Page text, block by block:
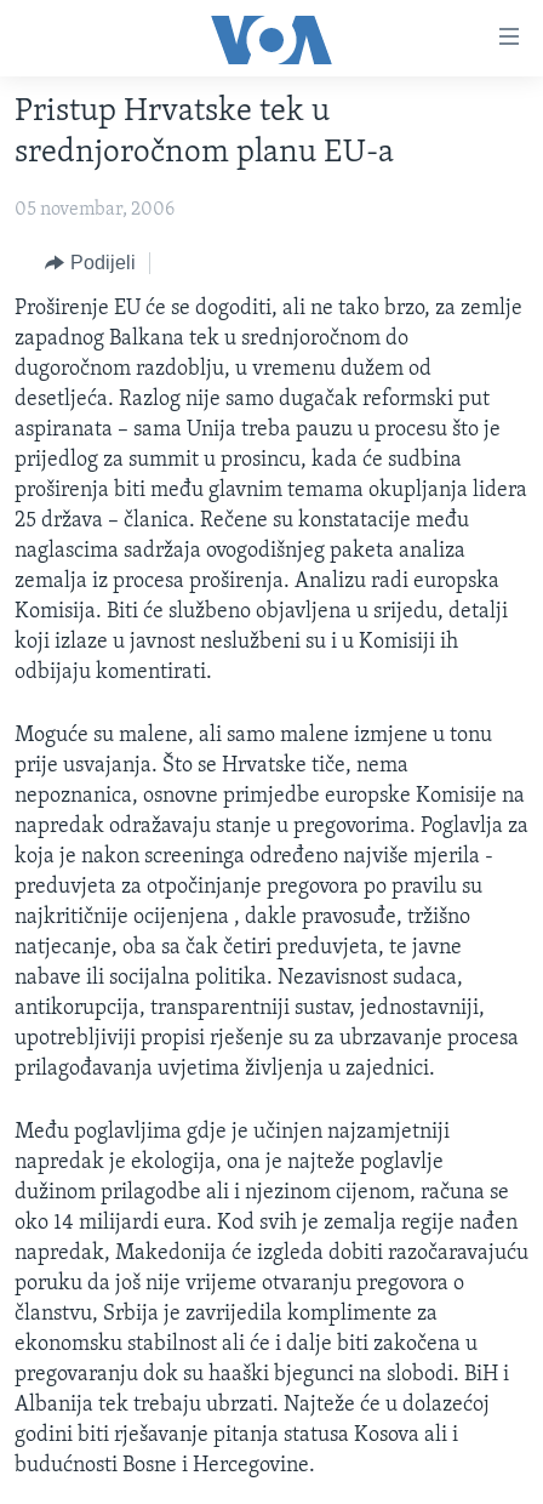
glavni
sadržaj
na
navigaciju
Idi
na
pretragu
TV PROGRAM
FOTOGRAFIJE DANA
VIJESTI
SJEDINJENE AMERIČKE DRŽAVE
BOSNA I HERCEGOVINA
SVIJET
NAUKA I TEHNOLOGIJA
SPECIJALNI PROJEKTI
KORUPCIJA
SLOBODA MEDIJA
ŽENSKA STRANA
IZBJEGLIČKA STRANA
MAGAZIN
O GLASU AMERIKE
Learning English
PRATITE NAS
Jezici
Pristup Hrvatske tek u
srednjoročnom planu EU-a
05 novembar, 2006
Podijeli
Proširenje EU će se dogoditi, ali ne tako brzo, za zemlje
zapadnog Balkana tek u srednjoročnom do
dugoročnom razdoblju, u vremenu dužem od
desetljeća. Razlog nije samo dugačak reformski put
aspiranata – sama Unija treba pauzu u procesu što je
prijedlog za summit u prosincu, kada će sudbina
proširenja biti među glavnim temama okupljanja lidera
25 država – članica. Rečene su konstatacije među
naglascima sadržaja ovogodišnjeg paketa analiza
zemalja iz procesa proširenja. Analizu radi europska
Komisija. Biti će službeno objavljena u srijedu, detalji
koji izlaze u javnost neslužbeni su i u Komisiji ih
odbijaju komentirati.
Moguće su malene, ali samo malene izmjene u tonu
prije usvajanja. Što se Hrvatske tiče, nema
nepoznanica, osnovne primjedbe europske Komisije na
napredak odražavaju stanje u pregovorima. Poglavlja za
koja je nakon screeninga određeno najviše mjerila -
preduvjeta za otpočinjanje pregovora po pravilu su
najkritičnije ocijenjena , dakle pravosuđe, tržišno
natjecanje, oba sa čak četiri preduvjeta, te javne
nabave ili socijalna politika. Nezavisnost sudaca,
antikorupcija, transparentniji sustav, jednostavniji,
upotrebljiviji propisi rješenje su za ubrzavanje procesa
prilagođavanja uvjetima življenja u zajednici.
Među poglavljima gdje je učinjen najzamjetniji
napredak je ekologija, ona je najteže poglavlje
dužinom prilagodbe ali i njezinom cijenom, računa se
oko 14 milijardi eura. Kod svih je zemalja regije nađen
napredak, Makedonija će izgleda dobiti razočaravajuću
poruku da još nije vrijeme otvaranju pregovora o
članstvu, Srbija je zavrijedila komplimente za
ekonomsku stabilnost ali će i dalje biti zakočena u
pregovaranju dok su haaški bjegunci na slobodi. BiH i
Albanija tek trebaju ubrzati. Najteže će u dolazećoj
godini biti rješavanje pitanja statusa Kosova ali i
budućnosti Bosne i Hercegovine.